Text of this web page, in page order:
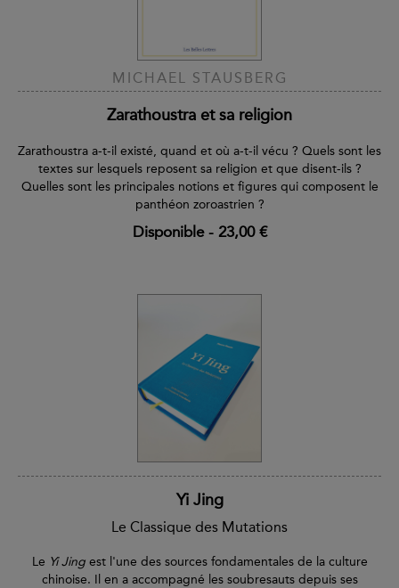
MICHAEL STAUSBERG
Zarathoustra et sa religion
Zarathoustra a-t-il existé, quand et où a-t-il vécu ? Quels sont les
textes sur lesquels reposent sa religion et que disent-ils ?
Quelles sont les principales notions et figures qui composent le
panthéon zoroastrien ?
Disponible- 23,00 €
Yi Jing
Le Classique des Mutations
Le Yi Jingest l'une des sources fondamentales de la culture
chinoise. Il en a accompagné les soubresauts depuis ses